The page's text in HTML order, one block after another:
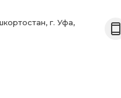
г. Уфа,